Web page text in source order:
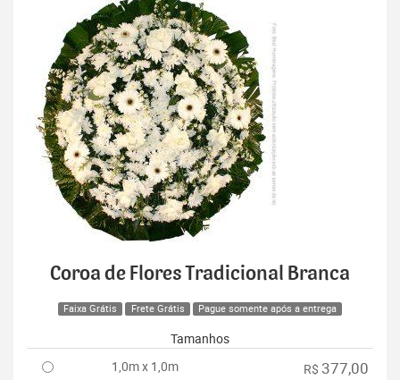
Coroa de Flores Tradicional Branca
Faixa Grátis Frete Grátis Pague somente após a entrega
Tamanhos
1,0m x 1,0m
R$ 377,00